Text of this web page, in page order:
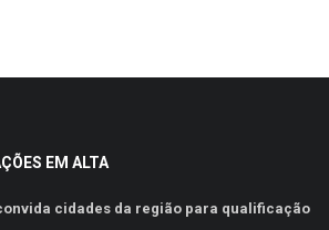
EM ALTA
cidades da região para qualificação